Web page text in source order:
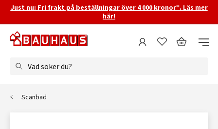
Just nu: Fri frakt på beställningar över 4 000 kronor*. Läs mer
här!
Vad söker du?
Scanbad